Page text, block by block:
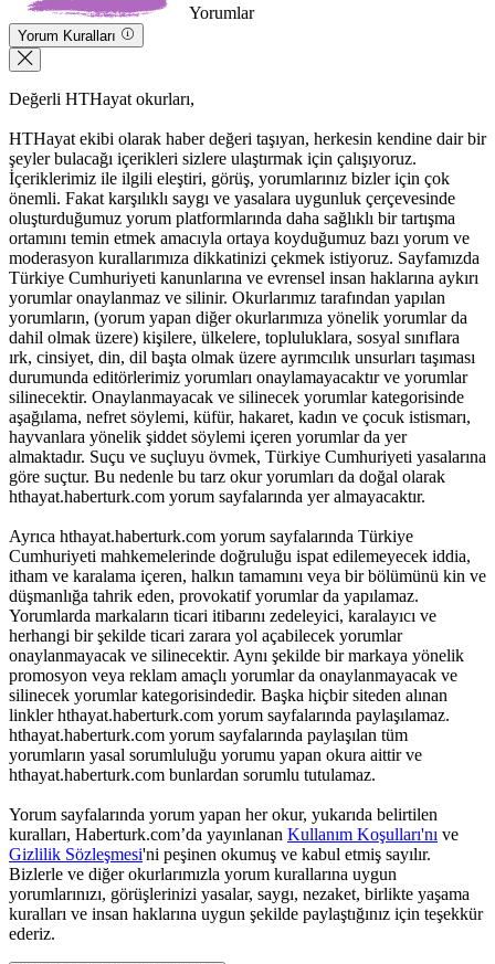
Yorumlar
Yorum Kuralları
Değerli HTHayat okurları,
HTHayat ekibi olarak haber değeri taşıyan, herkesin kendine dair bir
şeyler bulacağı içerikleri sizlere ulaştırmak için çalışıyoruz.
İçeriklerimiz ile ilgili eleştiri, görüş, yorumlarınız bizler için çok
önemli. Fakat karşılıklı saygı ve yasalara uygunluk çerçevesinde
oluşturduğumuz yorum platformlarında daha sağlıklı bir tartışma
ortamını temin etmek amacıyla ortaya koyduğumuz bazı yorum ve
moderasyon kurallarımıza dikkatinizi çekmek istiyoruz. Sayfamızda
Türkiye Cumhuriyeti kanunlarına ve evrensel insan haklarına aykırı
yorumlar onaylanmaz ve silinir. Okurlarımız tarafından yapılan
yorumların, (yorum yapan diğer okurlarımıza yönelik yorumlar da
dahil olmak üzere) kişilere, ülkelere, topluluklara, sosyal sınıflara
ırk, cinsiyet, din, dil başta olmak üzere ayrımcılık unsurları taşıması
durumunda editörlerimiz yorumları onaylamayacaktır ve yorumlar
silinecektir. Onaylanmayacak ve silinecek yorumlar kategorisinde
aşağılama, nefret söylemi, küfür, hakaret, kadın ve çocuk istismarı,
hayvanlara yönelik şiddet söylemi içeren yorumlar da yer
almaktadır. Suçu ve suçluyu övmek, Türkiye Cumhuriyeti yasalarına
göre suçtur. Bu nedenle bu tarz okur yorumları da doğal olarak
hthayat.haberturk.com yorum sayfalarında yer almayacaktır.
Ayrıca hthayat.haberturk.com yorum sayfalarında Türkiye
Cumhuriyeti mahkemelerinde doğruluğu ispat edilemeyecek iddia,
itham ve karalama içeren, halkın tamamını veya bir bölümünü kin ve
düşmanlığa tahrik eden, provokatif yorumlar da yapılamaz.
Yorumlarda markaların ticari itibarını zedeleyici, karalayıcı ve
herhangi bir şekilde ticari zarara yol açabilecek yorumlar
onaylanmayacak ve silinecektir. Aynı şekilde bir markaya yönelik
promosyon veya reklam amaçlı yorumlar da onaylanmayacak ve
silinecek yorumlar kategorisindedir. Başka hiçbir siteden alınan
linkler hthayat.haberturk.com yorum sayfalarında paylaşılamaz.
hthayat.haberturk.com yorum sayfalarında paylaşılan tüm
yorumların yasal sorumluluğu yorumu yapan okura aittir ve
hthayat.haberturk.com bunlardan sorumlu tutulamaz.
Yorum sayfalarında yorum yapan her okur, yukarıda belirtilen
kuralları, Haberturk.com’da yayınlanan Kullanım Koşulları'nı ve
Gizlilik Sözleşmesi'ni peşinen okumuş ve kabul etmiş sayılır.
Bizlerle ve diğer okurlarımızla yorum kurallarına uygun
yorumlarınızı, görüşlerinizi yasalar, saygı, nezaket, birlikte yaşama
kuralları ve insan haklarına uygun şekilde paylaştığınız için teşekkür
ederiz.